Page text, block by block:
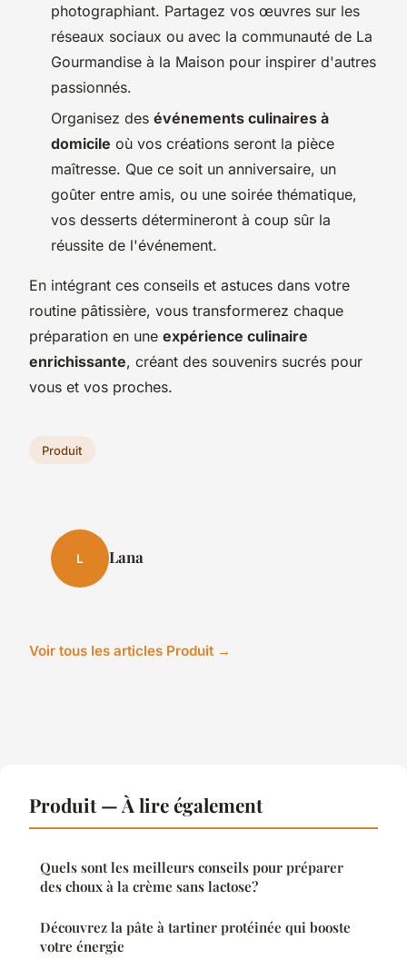
photographiant. Partagez vos œuvres sur les
réseaux sociaux ou avec la communauté de La
Gourmandise à la Maison pour inspirer d'autres
passionnés.
Organisez des événements culinaires à
domicile où vos créations seront la pièce
maîtresse. Que ce soit un anniversaire, un
goûter entre amis, ou une soirée thématique,
vos desserts détermineront à coup sûr la
réussite de l'événement.
En intégrant ces conseils et astuces dans votre
routine pâtissière, vous transformerez chaque
préparation en une expérience culinaire
enrichissante, créant des souvenirs sucrés pour
vous et vos proches.
Produit
L Lana
Voir tous les articles Produit →
Produit — À lire également
Quels sont les meilleurs conseils pour préparer
des choux à la crème sans lactose?
Découvrez la pâte à tartiner protéinée qui booste
votre énergie